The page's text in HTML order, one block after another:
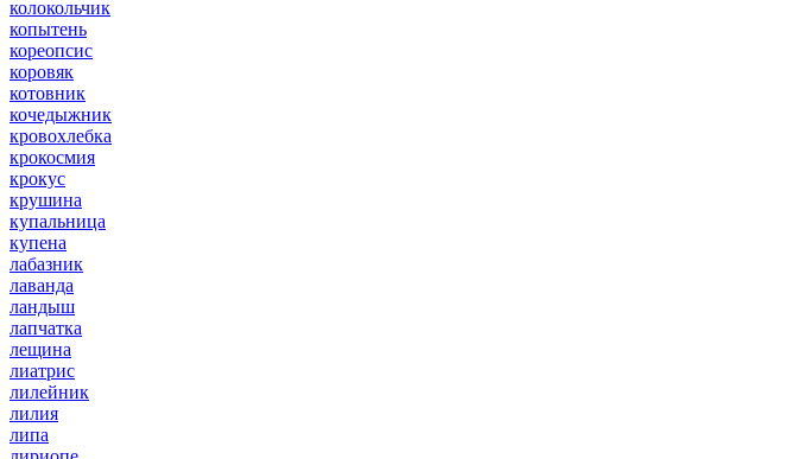
колокольчик
копытень
кореопсис
коровяк
котовник
кочедыжник
кровохлебка
крокосмия
крокус
крушина
купальница
купена
лабазник
лаванда
ландыш
лапчатка
лещина
лиатрис
лилейник
лилия
липа